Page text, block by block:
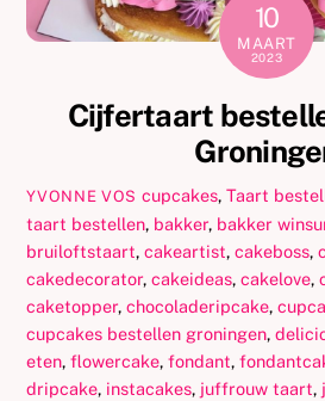
10
MAART
2023
Cijfertaart
YVONNE VOS cupcakes, Taart
taart bestellen, bakker, bakker
bruiloftstaart,cakeartist,cakeboss,
cakedecorator,cakeideas,cakelove,
caketopper,chocoladeripcake,
cupcakes bestellen groningen,
eten,flowercake,fondant,
dripcake, instacakes, juffrouw taart,